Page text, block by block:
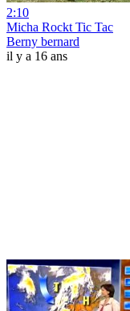
2:10
Micha Rockt Tic Tac
Berny bernard
il y a 16 ans